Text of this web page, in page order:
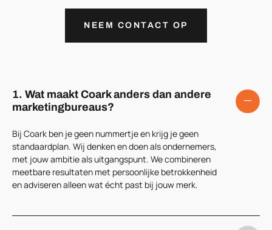
NEEM CONTACT OP
1. Wat maakt Coark anders dan andere
marketingbureaus?
Bij Coark ben je geen nummertje en krijg je geen
standaardplan. Wij denken en doen als ondernemers,
met jouw ambitie als uitgangspunt. We combineren
meetbare resultaten met persoonlijke betrokkenheid
en adviseren alleen wat écht past bij jouw merk.